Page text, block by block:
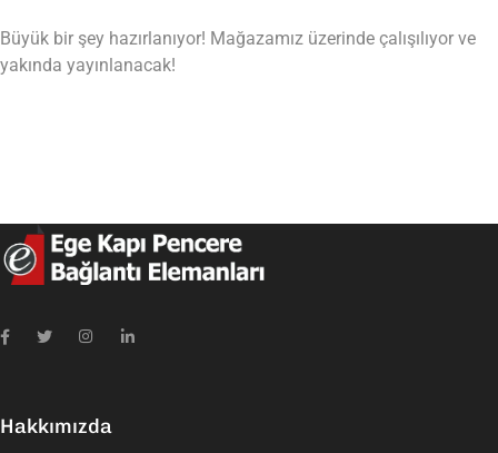
Büyük bir şey hazırlanıyor! Mağazamız üzerinde çalışılıyor ve
yakında yayınlanacak!
Hakkımızda